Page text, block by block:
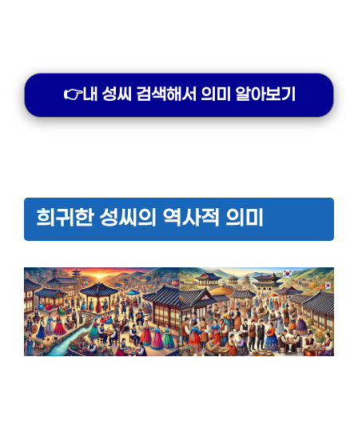
👉내 성씨 검색해서 의미 알아보기
희귀한 성씨의 역사적 의미